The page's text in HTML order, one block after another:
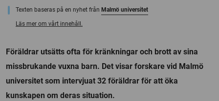
Texten baseras på en nyhet från Malmö universitet
Läs mer om vårt innehåll.
Föräldrar utsätts ofta för kränkningar och brott av sina
missbrukande vuxna barn. Det visar forskare vid Malmö
universitet som intervjuat 32 föräldrar för att öka
kunskapen om deras situation.